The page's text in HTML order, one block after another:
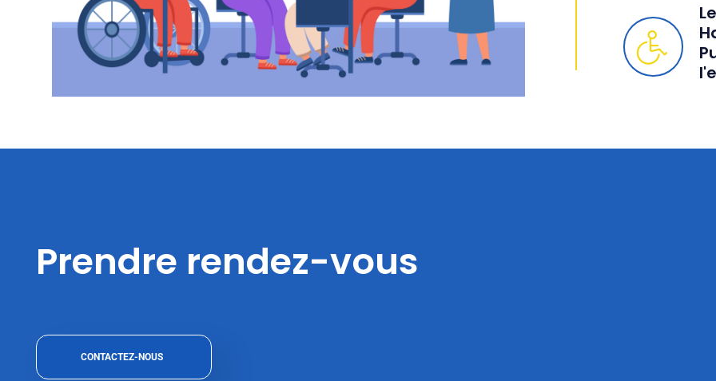
Prendre rendez-vous
CONTACTEZ-NOUS